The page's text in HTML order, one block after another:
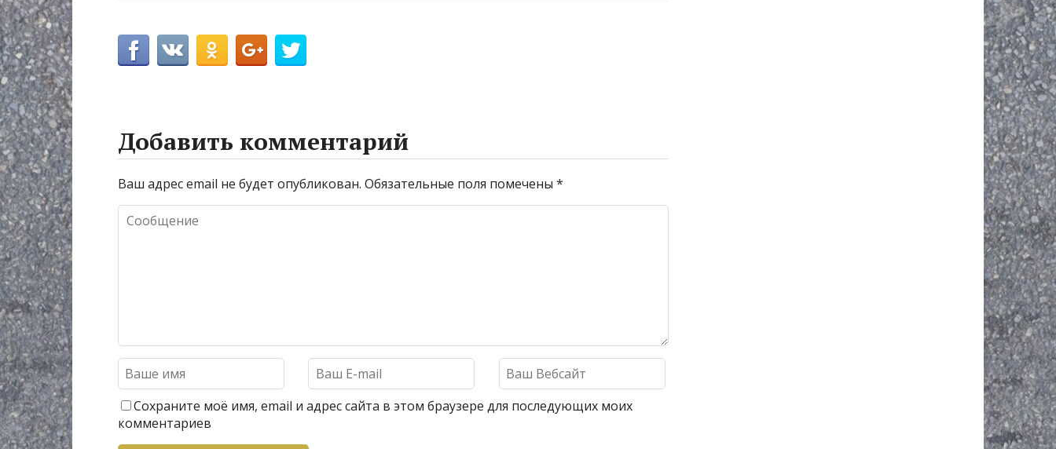
Добавить комментарий
Ваш адрес email не будет опубликован. Обязательные поля помечены *
Сохраните моё имя, email и адрес сайта в этом браузере для последующих моих
комментариев